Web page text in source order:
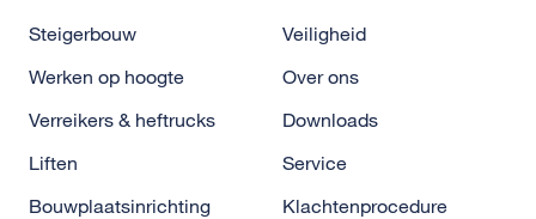
Steigerbouw
Werken op hoogte
Verreikers & heftrucks
Liften
Bouwplaatsinrichting
Veiligheid
Over ons
Downloads
Service
Klachtenprocedure